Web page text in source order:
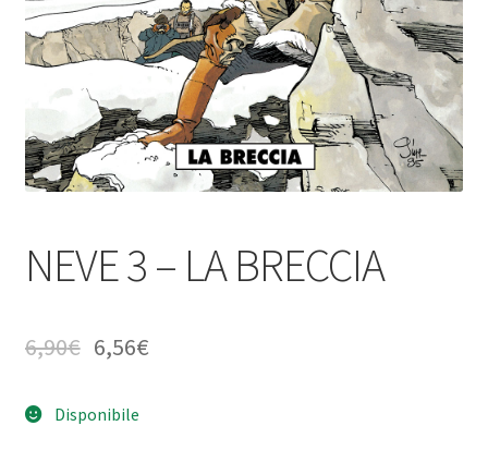
NEVE 3 – LA BRECCIA
6,90€ 6,56€
Disponibile